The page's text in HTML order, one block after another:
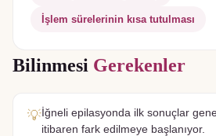
İşlem sürelerinin kısa tutulması
Bilinmesi Gerekenler
💡İğneli epilasyonda ilk sonuçlar
itibaren fark edilmeye başlanıyor.